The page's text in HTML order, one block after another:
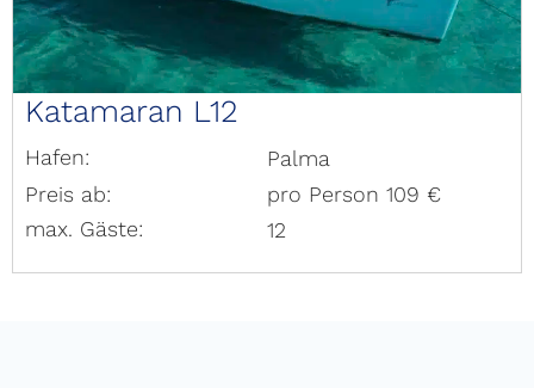
Katamaran L12
Hafen:
Palma
Preis ab:
pro Person 109 €
max. Gäste:
12